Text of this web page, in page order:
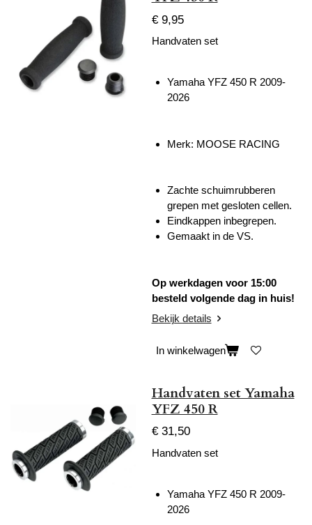
€ 9,95
Handvaten set
Yamaha YFZ 450 R 2009-
2026
Merk: MOOSE RACING
Zachte schuimrubberen
grepen met gesloten cellen.
Eindkappen inbegrepen.
Gemaakt in de VS.
Op werkdagen voor 15:00
besteld volgende dag in huis!
Bekijk details
In winkelwagen
Handvaten set Yamaha
YFZ 450 R
€ 31,50
Handvaten set
Yamaha YFZ 450 R 2009-
2026